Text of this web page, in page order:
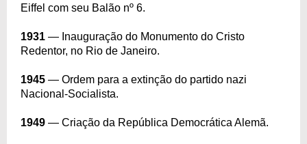
Eiffel com seu Balão nº 6.
1931 — Inauguração do Monumento do Cristo
Redentor, no Rio de Janeiro.
1945 — Ordem para a extinção do partido nazi
Nacional-Socialista.
1949 — Criação da República Democrática Alemã.